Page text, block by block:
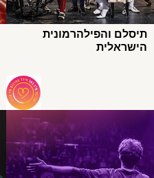
תיסלם והפילהרמונית
הישראלית